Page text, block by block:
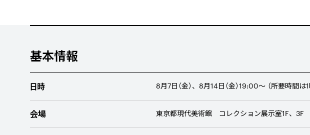
基本情報
日時 8月7日（金）、8月14日（金）19:00～ （所要時間は1
会場 東京都現代美術館 コレクション展示室1F、3F